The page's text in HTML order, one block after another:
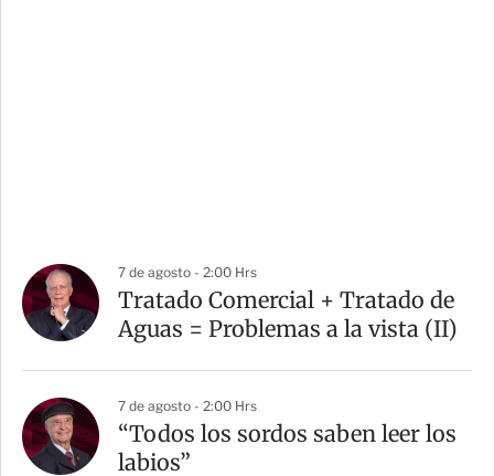
7 de agosto - 2:00 Hrs
Tratado Comercial + Tratado de
Aguas = Problemas a la vista (II)
7 de agosto - 2:00 Hrs
“Todos los sordos saben leer los
labios”